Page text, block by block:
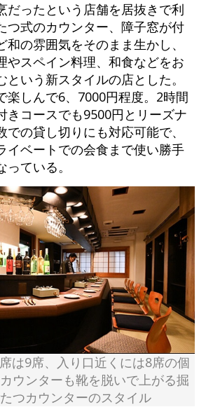
だったという店舗を居抜きで利
つ式のカウンター、障子窓が付
和の雰囲気をそのまま生かし、
やスペイン料理、和食などをお
という新スタイルの店とした。
楽しんで6、7000円程度。2時間
きコースでも9500円とリーズナ
での貸し切りにも対応可能で、
イベートでの会食まで使い勝手
ている。
は9席、入り口近くには8席の個
ウンターも靴を脱いで上がる掘
つカウンターのスタイル